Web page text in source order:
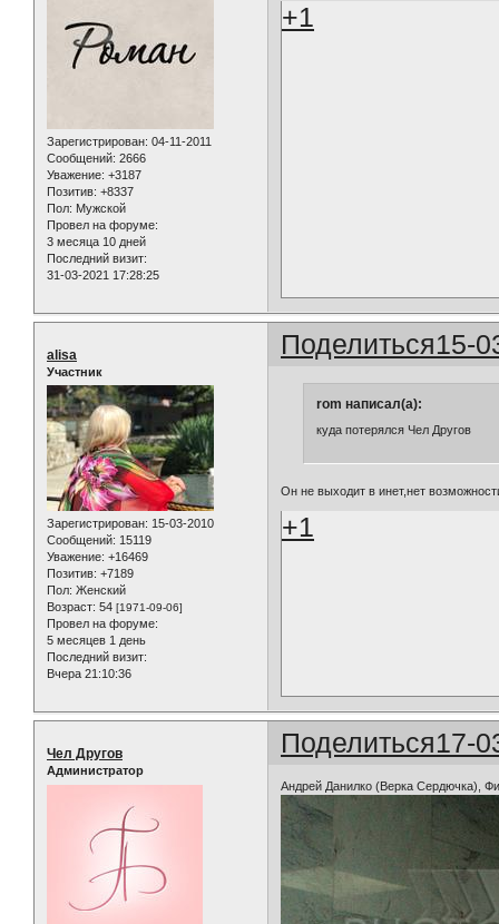
Зарегистрирован: 04-11-2011
Сообщений: 2666
Уважение: +3187
Позитив: +8337
Пол: Мужской
Провел на форуме:
3 месяца 10 дней
Последний визит:
31-03-2021 17:28:25
+1
Поделиться15-
alisa
Участник
Зарегистрирован: 15-03-2010
Сообщений: 15119
Уважение: +16469
Позитив: +7189
Пол: Женский
Возраст: 54 [1971-09-06]
Провел на форуме:
5 месяцев 1 день
Последний визит:
Вчера 21:10:36
rom написал(а):
куда потерялся Чел Другов
Он не выходит в инет,нет
+1
Поделиться17-
Чел Другов
Администратор
Андрей Данилко (Верка Сердючка),